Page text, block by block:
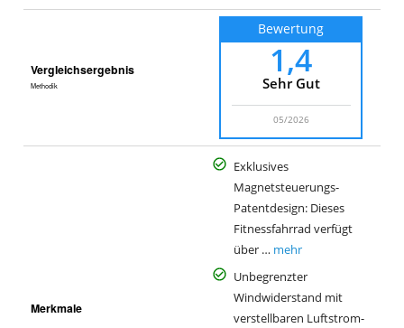
Vergleichsergebnis
Methodik
Bewertung
1,4
Sehr Gut
05/2026
Merkmale
Exklusives
Magnetsteuerungs-
Patentdesign: Dieses
Fitnessfahrrad verfügt
über … mehr
Unbegrenzter
Windwiderstand mit
verstellbaren Luftstrom-